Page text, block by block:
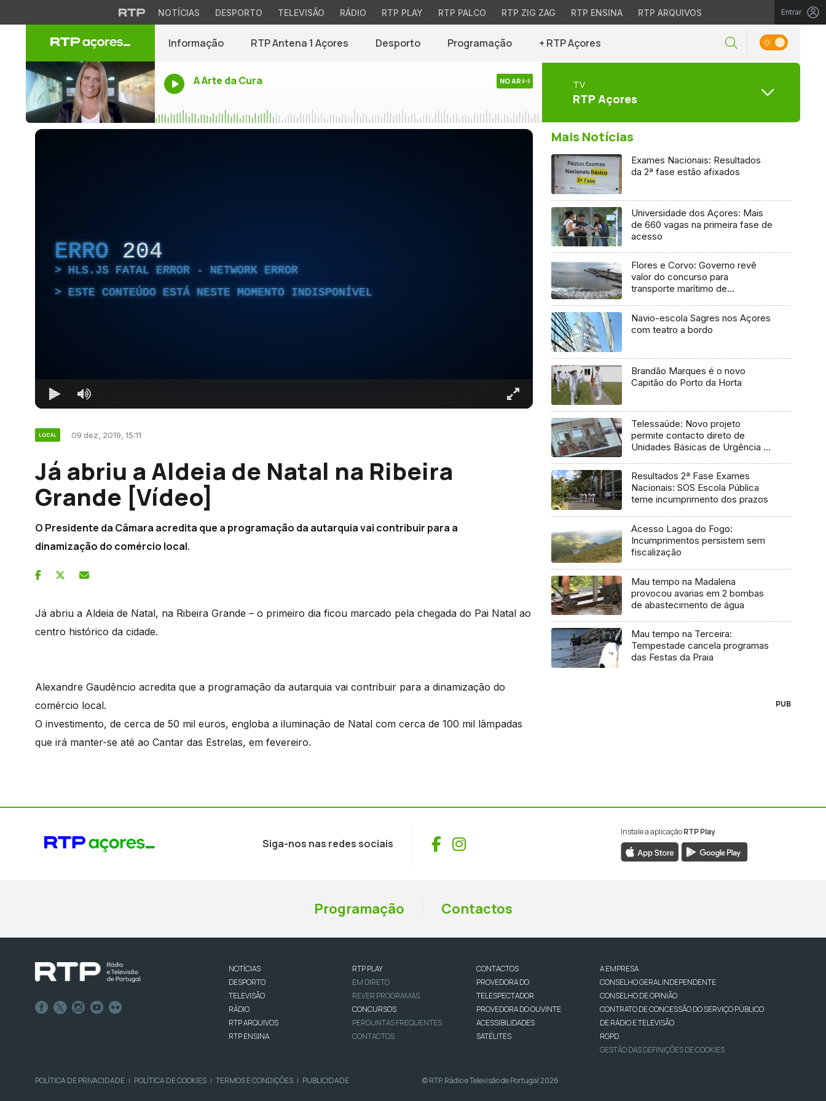
NOTÍCIAS DESPORTO TELEVISÃO RÁDIO RTP PLAY RTP PALCO RTP ZIG ZAG RTP ENSINA RTP ARQUIVOS Entrar
Informação RTP Antena 1 Açores Desporto Programação + RTP Açores
A Arte da Cura NO AR TV
RTP Açores
ERRO 204
HLS.JS FATAL ERROR - NETWORK ERROR
ESTE CONTEÚDO ESTÁ NESTE MOMENTO INDISPONÍVEL
LOCAL 09 dez, 2019, 15:11
Já abriu a Aldeia de Natal na Ribeira
Grande [Vídeo]
O Presidente da Câmara acredita que a programação da autarquia vai contribuir para a
dinamização do comércio local.
Já abriu a Aldeia de Natal, na Ribeira Grande – o primeiro dia ficou marcado pela chegada do Pai Natal ao
centro histórico da cidade.
Alexandre Gaudêncio acredita que a programação da autarquia vai contribuir para a dinamização do
comércio local.
O investimento, de cerca de 50 mil euros, engloba a iluminação de Natal com cerca de 100 mil lâmpadas
que irá manter-se até ao Cantar das Estrelas, em fevereiro.
Mais Notícias
Exames Nacionais: Resultados
da 2ª fase estão afixados
Universidade dos Açores: Mais
de 660 vagas na primeira fase de
acesso
Flores e Corvo: Governo revê
valor do concurso para
transporte marítimo de
Navio-escola Sagres nos Açores
com teatro a bordo
Brandão Marques é o novo
Capitão do Porto da Horta
Telessaúde: Novo projeto
permite contacto direto de
Unidades Básicas de Urgência e
Resultados 2ª Fase Exames
Nacionais: SOS Escola Pública
teme incumprimento dos prazos
Acesso Lagoa do Fogo:
Incumprimentos persistem sem
fiscalização
Mau tempo na Madalena
provocou avarias em 2 bombas
de abastecimento de água
Mau tempo na Terceira:
Tempestade cancela programas
das Festas da Praia
PUB
Siga-nos nas redes sociais Facebook
Instagram
Instale a aplicaçãoRTP Play
Programação Contactos
NOTÍCIAS
DESPORTO
TELEVISÃO
RÁDIO
RTP ARQUIVOS
RTP ENSINA
RTP PLAY
EM DIRETO
REVER PROGRAMAS
CONCURSOS
PERGUNTAS FREQUENTES
CONTACTOS
CONTACTOS
PROVEDORA DO
TELESPECTADOR
PROVEDORA DO OUVINTE
ACESSIBILIDADES
SATÉLITES
A EMPRESA
CONSELHO GERAL INDEPENDENTE
CONSELHO DE OPINIÃO
CONTRATO DE CONCESSÃO DO SERVIÇO PÚBLICO
DE RÁDIO E TELEVISÃO
RGPD
GESTÃO DAS DEFINIÇÕES DE COOKIES
POLÍTICA DE PRIVACIDADE | POLÍTICA DE COOKIES | TERMOS E CONDIÇÕES | PUBLICIDADE © RTP, Rádio e Televisão de Portugal 2026